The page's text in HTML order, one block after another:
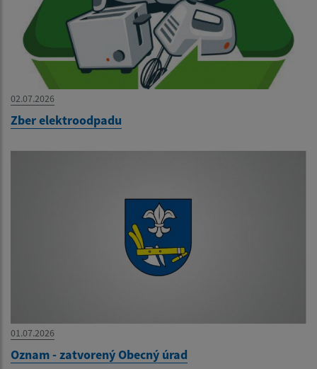
02.07.2026
Zber elektroodpadu
01.07.2026
Oznam - zatvorený Obecný úrad